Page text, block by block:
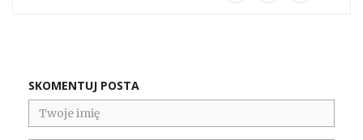
SKOMENTUJ POSTA